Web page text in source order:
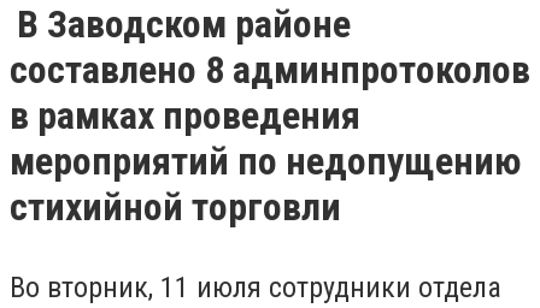
В Заводском районе
составлено 8 админпротоколов
в рамках проведения
мероприятий по недопущению
стихийной торговли
Во вторник, 11 июля сотрудники отдела